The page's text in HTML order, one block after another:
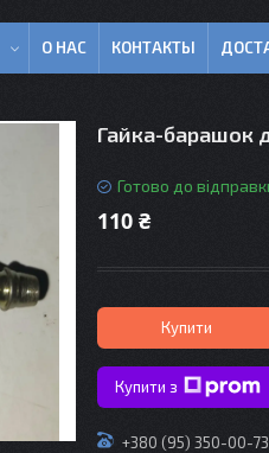
О НАС КОНТАКТЫ
Гайка-барашок
Готово до
110 ₴
Купити
Купити з
+380 (95) 350-00-73